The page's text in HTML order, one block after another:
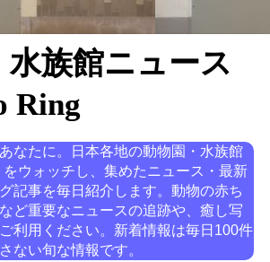
水族館ニュース
Ring
なたに。日本各地の動物園・水族館
ウォッチし、集めたニュース・最新
記事を毎日紹介します。動物の赤ち
ど重要なニュースの追跡や、癒し写
利用ください。新着情報は毎日100件
ない旬な情報です。